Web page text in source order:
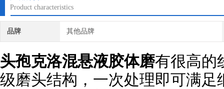
Product characteristics
品牌 其他品牌
头孢克洛混悬液胶体磨有很高的
级磨头结构，一次处理即可满